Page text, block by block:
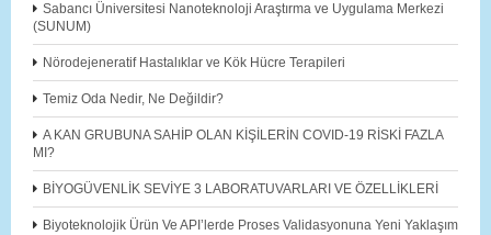
Sabancı Üniversitesi Nanoteknoloji Araştırma ve Uygulama Merkezi
(SUNUM)
Nörodejeneratif Hastalıklar ve Kök Hücre Terapileri
Temiz Oda Nedir, Ne Değildir?
A KAN GRUBUNA SAHİP OLAN KİŞİLERİN COVID-19 RİSKİ FAZLA
MI?
BİYOGÜVENLİK SEVİYE 3 LABORATUVARLARI VE ÖZELLİKLERİ
Biyoteknolojik Ürün Ve API’lerde Proses Validasyonuna Yeni Yaklaşım